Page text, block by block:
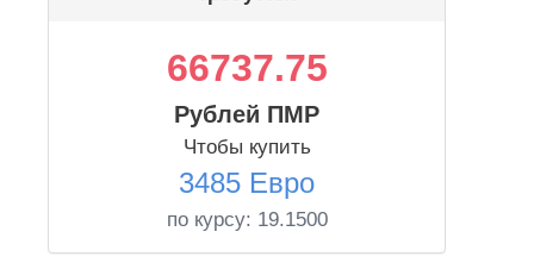
66737.75
Рублей ПМР
Чтобы купить
3485 Евро
по курсу: 19.1500